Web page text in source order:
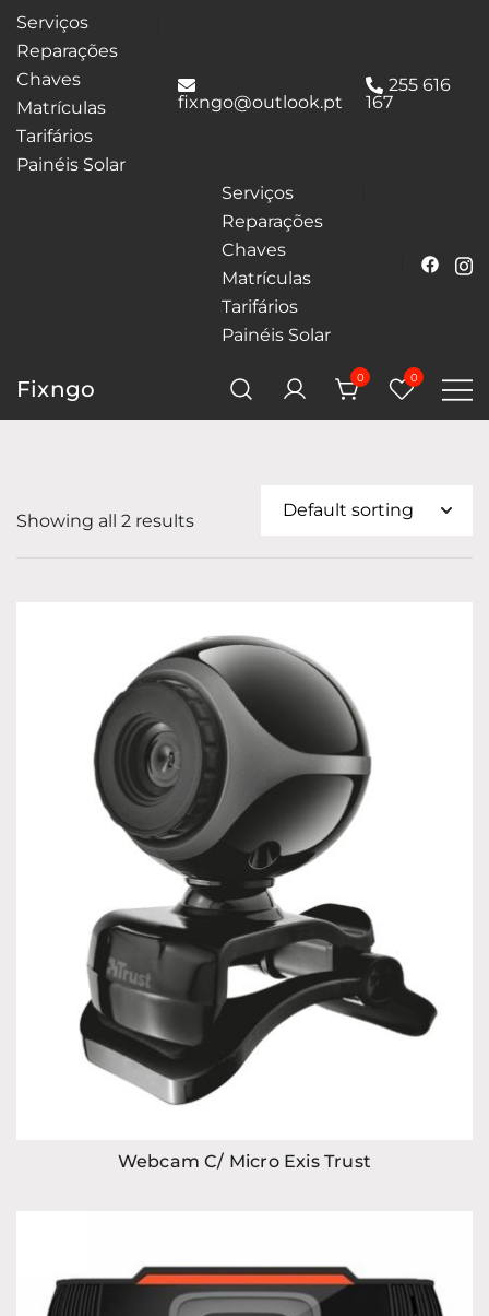
Serviços
Reparações
Chaves
Matrículas
Tarifários
Painéis Solar
fixngo@outlook.pt
255 616
167
Serviços
Reparações
Chaves
Matrículas
Tarifários
Painéis Solar
Fixngo 0 0
Showing all 2 results
Webcam C/ Micro Exis Trust